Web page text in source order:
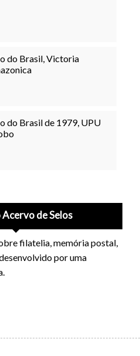
do Brasil, Victoria
do Brasil de 1979, UPU
Acervo de Selos
filatelia, memória postal,
por uma